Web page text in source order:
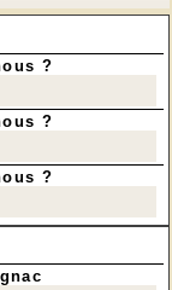
15 et 34 -
le CAUE
annuel 2017
du
FNACA
à la
de
;
le feu sur
-
et
;
?
?
?